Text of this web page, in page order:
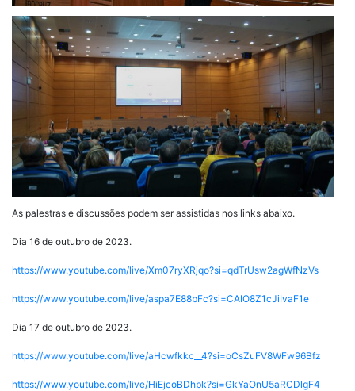
As palestras e discussões podem ser assistidas nos links abaixo.
Dia 16 de outubro de 2023.
https://www.youtube.com/live/Xm07ryXRjqo?si=qdTrUsw2agWfNzVs
https://www.youtube.com/live/aspa7E88bFc?si=CAIO8Z1cJiIvaF1e
Dia 17 de outubro de 2023.
https://www.youtube.com/live/aHcwfkkc__4?si=oCsZuFV8WFw96Bfz
https://www.youtube.com/live/HiEjcoBDhbk?si=GkYaOnU5aRCDlgF4